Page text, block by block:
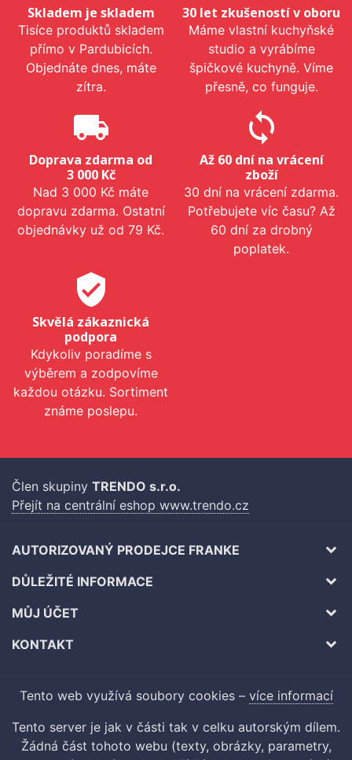
Skladem je skladem
Tisíce produktů skladem
přímo v Pardubicích.
Objednáte dnes, máte
zítra.
30 let zkušeností v oboru
Máme vlastní kuchyňské
studio a vyrábíme
špičkové kuchyně. Víme
přesně, co funguje.
local_shipping
Doprava zdarma od
3 000 Kč
Nad 3 000 Kč máte
dopravu zdarma. Ostatní
objednávky už od 79 Kč.
sync
Až 60 dní na vrácení
zboží
30 dní na vrácení zdarma.
Potřebujete víc času? Až
60 dní za drobný
poplatek.
verified_user
Skvělá zákaznická
podpora
Kdykoliv poradíme s
výběrem a zodpovíme
každou otázku. Sortiment
známe poslepu.
Člen skupiny TRENDO s.r.o.
Přejít na centrální eshop www.trendo.cz
AUTORIZOVANÝ PRODEJCE FRANKE
DŮLEŽITÉ INFORMACE
MŮJ ÚČET
KONTAKT
Tento web využívá soubory cookies – více informací
Tento server je jak v části tak v celku autorským dílem.
Žádná část tohoto webu (texty, obrázky, parametry,